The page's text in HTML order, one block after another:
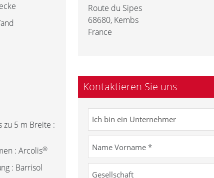
zu 5 m Breite :
: Arcolis®
: Barrisol
Route du Sipes
68680, Kembs
France
Kontaktieren Sie uns